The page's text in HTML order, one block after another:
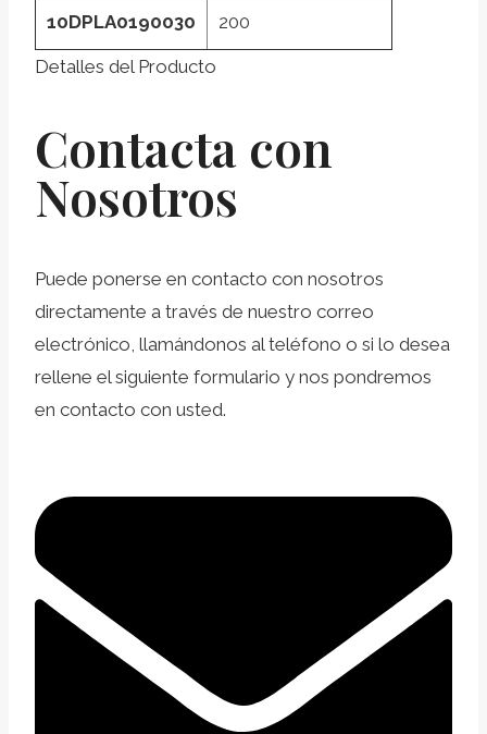
10DPLA0190030 200
Detalles del Producto
Contacta con
Nosotros
Puede ponerse en contacto con nosotros
directamente a través de nuestro correo
electrónico, llamándonos al teléfono o si lo desea
rellene el siguiente formulario y nos pondremos
en contacto con usted.